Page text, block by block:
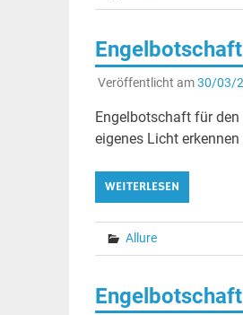
Veröffentlicht am30/03/
Engelbotschaft für
eigenes Licht
WEITERLESEN
Allure